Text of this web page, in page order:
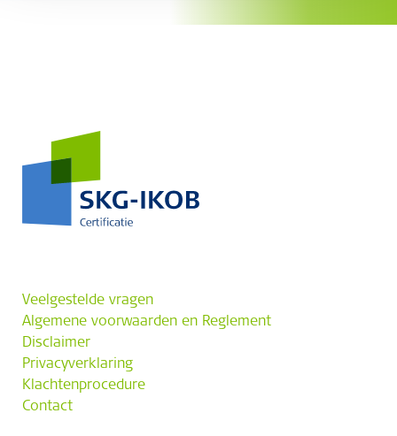
Veelgestelde vragen
Algemene voorwaarden en Reglement
Disclaimer
Privacyverklaring
Klachtenprocedure
Contact